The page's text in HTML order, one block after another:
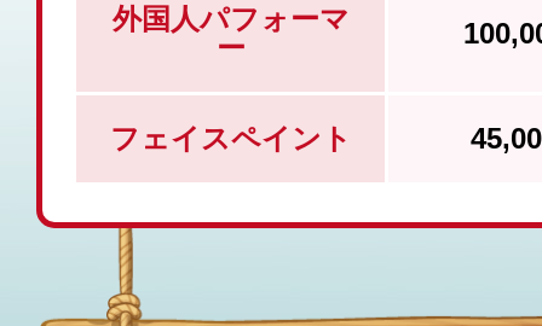
外国人パフォーマ
ー
フェイスペイント